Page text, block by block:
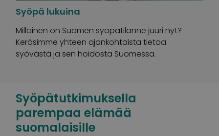
Syöpä lukuina
Millainen on Suomen syöpätilanne juuri nyt?
Keräsimme yhteen ajankohtaista tietoa
syövästä ja sen hoidosta Suomessa.
Syöpätutkimuksella
parempaa elämää
suomalaisille